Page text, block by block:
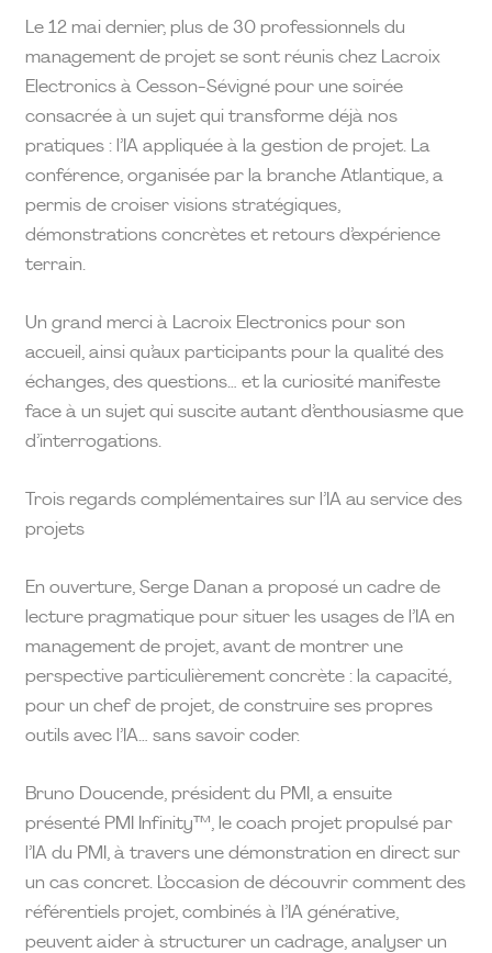
Le 12 mai dernier, plus de 30 professionnels du
management de projet se sont réunis chez Lacroix
Electronics à Cesson-Sévigné pour une soirée
consacrée à un sujet qui transforme déjà nos
pratiques : l’IA appliquée à la gestion de projet. La
conférence, organisée par la branche Atlantique, a
permis de croiser visions stratégiques,
démonstrations concrètes et retours d’expérience
terrain.
Un grand merci à Lacroix Electronics pour son
accueil, ainsi qu’aux participants pour la qualité des
échanges, des questions… et la curiosité manifeste
face à un sujet qui suscite autant d’enthousiasme que
d’interrogations.
Trois regards complémentaires sur l’IA au service des
projets
En ouverture, Serge Danan a proposé un cadre de
lecture pragmatique pour situer les usages de l’IA en
management de projet, avant de montrer une
perspective particulièrement concrète : la capacité,
pour un chef de projet, de construire ses propres
outils avec l’IA… sans savoir coder.
Bruno Doucende, président du PMI, a ensuite
présenté PMI Infinity™, le coach projet propulsé par
l’IA du PMI, à travers une démonstration en direct sur
un cas concret. L’occasion de découvrir comment des
référentiels projet, combinés à l’IA générative,
peuvent aider à structurer un cadrage, analyser un